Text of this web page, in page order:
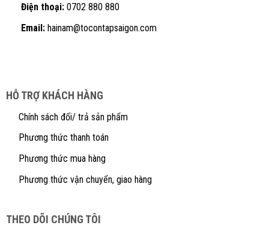
Điện thoại:0702 880 880
Email:hainam@tocontapsaigon.com
HỖ TRỢ KHÁCH HÀNG
Chính sách đổi/ trả sản phẩm
Phương thức thanh toán
Phương thức mua hàng
Phương thức vận chuyển, giao hàng
THEO DÕI CHÚNG TÔI